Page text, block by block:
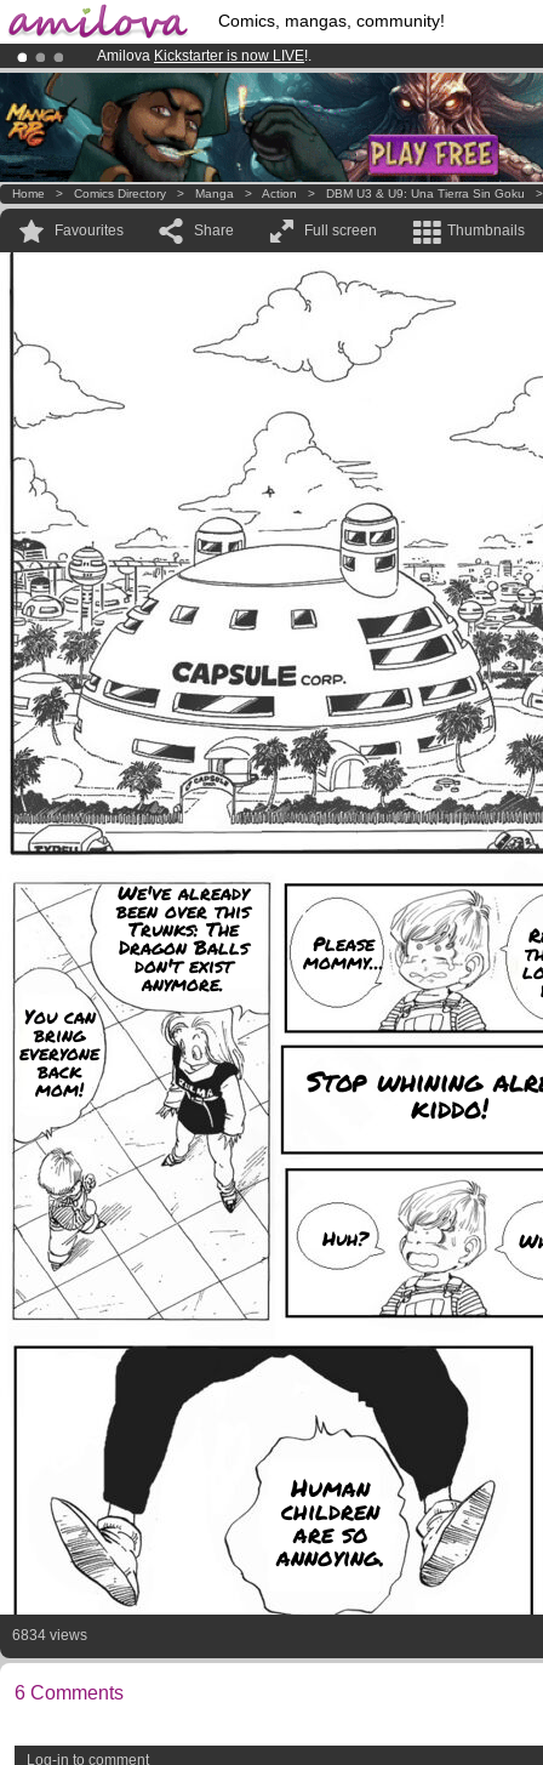
Comics, mangas, community!
Amilova Kickstarter is now LIVE!.
Premium membership from3.95 eurosper month !Get membership
Already 100000membersand 1000 comics & mangas!.
Home > Comics Directory > Manga > Action > DBM U3 & U9: Una Tierra Sin Goku
Favourites Share Full screen Thumbnails
We've already
been over this
Trunks: The
Dragon Balls
don't exist
anymore.
You can
bring
everyone
back
mom!
Please
mommy...
Stop whining
kiddo!
Huh?
Human
children
are so
annoying.
6834 views
6 Comments
Log-in to comment